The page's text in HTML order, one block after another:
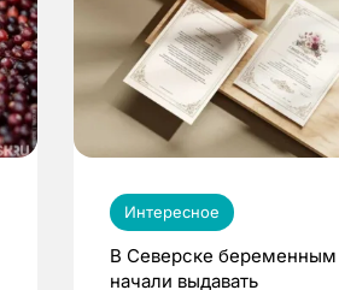
Интересное
В Северске беременным
начали выдавать